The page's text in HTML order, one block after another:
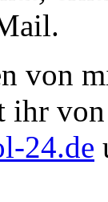
von
ihr
24.de